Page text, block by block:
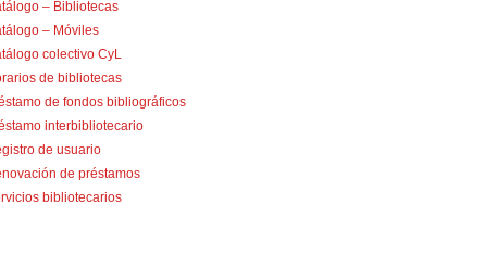
– Bibliotecas
– Móviles
colectivo CyL
de bibliotecas
de fondos bibliográficos
interbibliotecario
de usuario
de préstamos
bibliotecarios